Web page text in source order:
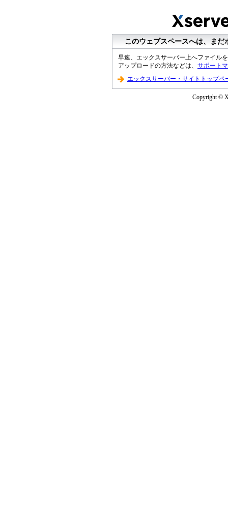
このウェブスペースへは、ま
早速、エックスサーバー上へファイル
アップロードの方法などは、 サポート
エックスサーバー・サイトトップペ
Copyright ©